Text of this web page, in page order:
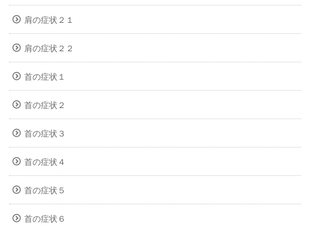
肩の症状２１
肩の症状２２
首の症状１
首の症状２
首の症状３
首の症状４
首の症状５
首の症状６